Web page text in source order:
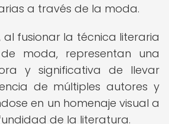
a través de la moda.
al fusionar la técnica literaria
moda, representan una
y significativa de llevar
de múltiples autores y
en un homenaje visual a
de la literatura.